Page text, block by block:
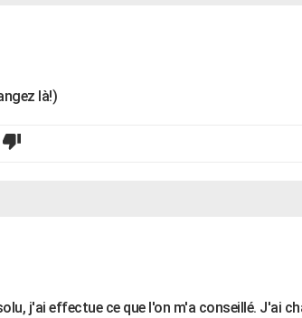
là!)
j'ai effectue ce que l'on m'a conseillé. J'ai